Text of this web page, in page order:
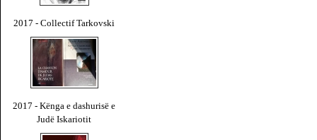
2017 - Collectif Tarkovski
2017 - Kënga e dashurisë e
Judë Iskariotit